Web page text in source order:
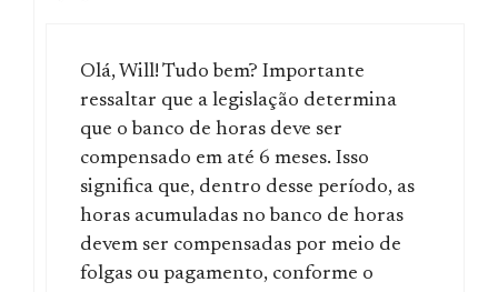
Olá, Will! Tudo bem? Importante
ressaltar que a legislação determina
que o banco de horas deve ser
compensado em até 6 meses. Isso
significa que, dentro desse período, as
horas acumuladas no banco de horas
devem ser compensadas por meio de
folgas ou pagamento, conforme o